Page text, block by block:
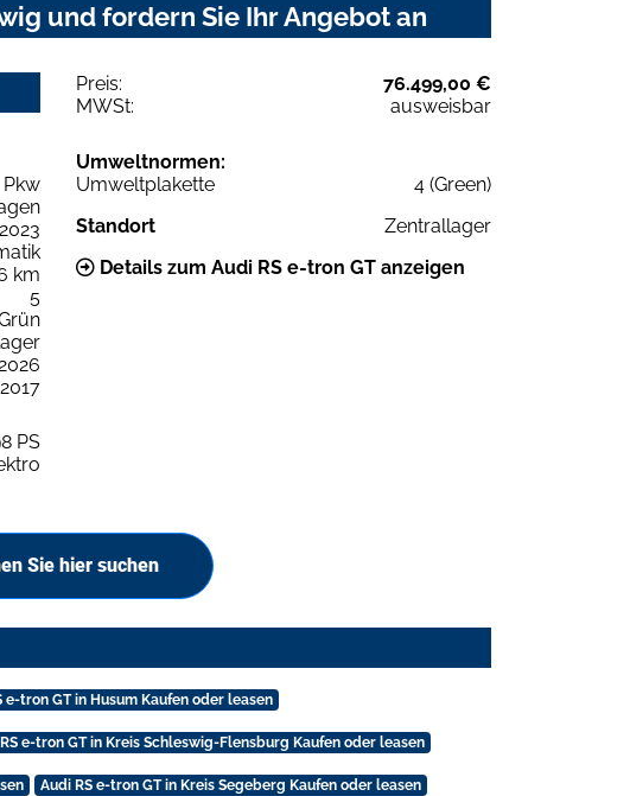
und fordern Sie Ihr Angebot an
Preis:
76.499,00 €
MWSt:
ausweisbar
Pkw
km
5
PS
Umweltnormen:
Umweltplakette
4 (Green)
Standort
Zentrallager
Details zum Audi RS e-tron GT anzeigen
Sie hier suchen
e-tron GT in Husum Kaufen oder leasen
e-tron GT in Kreis Schleswig-Flensburg Kaufen oder leasen
Audi RS e-tron GT in Kreis Segeberg Kaufen oder leasen